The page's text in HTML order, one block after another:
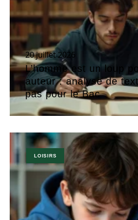
20 juillet 2026
L’homme est un loup
auteur : analyse de
pas pour le Bac
LOISIRS